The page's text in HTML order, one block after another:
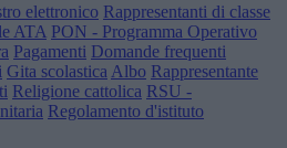
elettronico Rappresentanti di classe
ATA PON - Programma Operativo
Pagamenti Domande frequenti
Gita scolastica Albo Rappresentante
Religione cattolica RSU -
Regolamento d'istituto